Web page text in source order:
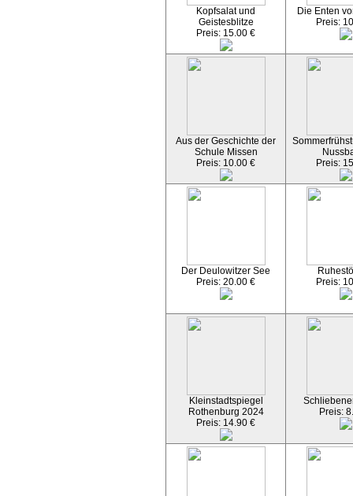
Kopfsalat und
Geistesblitze
Preis: 15.00 €
Die Enten
Preis:
Aus der Geschichte der
Schule Missen
Preis: 10.00 €
Preis:
Der Deulowitzer See
Preis: 20.00 €
Preis:
Kleinstadtspiegel
Rothenburg 2024
Preis: 14.90 €
Preis: